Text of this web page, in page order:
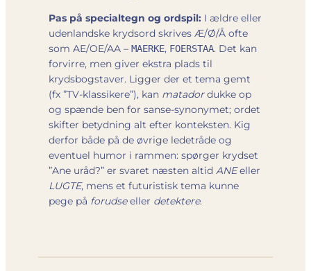
Pas på specialtegn og ordspil: I ældre eller
udenlandske krydsord skrives Æ/Ø/Å ofte
som AE/OE/AA – MAERKE, FOERSTAA. Det kan
forvirre, men giver ekstra plads til
krydsbogstaver. Ligger der et tema gemt
(fx ”TV-klassikere”), kan matadordukke op
og spænde ben for sanse-synonymet; ordet
skifter betydning alt efter konteksten. Kig
derfor både på de øvrige ledetråde og
eventuel humor i rammen: spørger krydset
”Ane uråd?” er svaret næsten altid ANEeller
LUGTE, mens et futuristisk tema kunne
pege på forudseeller detektere.